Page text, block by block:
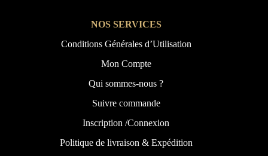
NOS SERVICES
Conditions Générales d’Utilisation
Mon Compte
Qui sommes-nous ?
Suivre commande
Inscription /Connexion
Politique de livraison & Expédition